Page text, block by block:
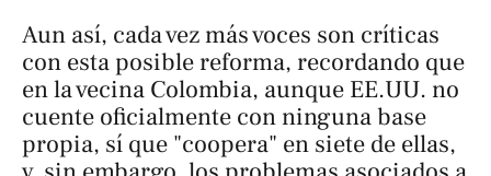
Aun así, cada vez más voces son críticas
con esta posible reforma, recordando que
en la vecina Colombia, aunque EE.UU. no
cuente oficialmente con ninguna base
propia, sí que "coopera" en siete de ellas,